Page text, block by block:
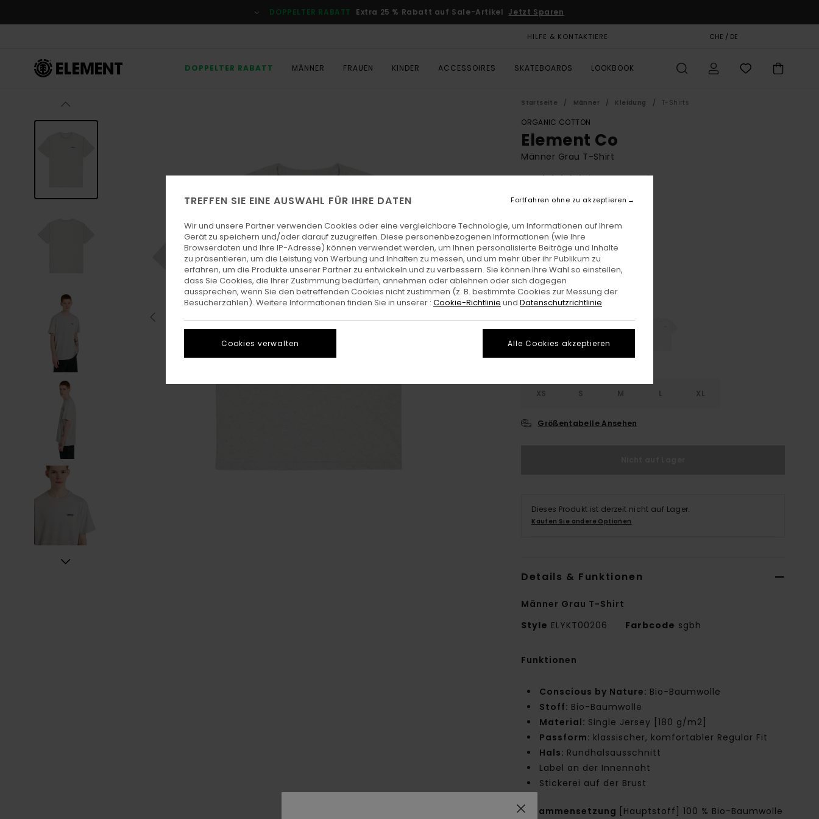
Produktinformation
DOPPELTER RABATT Extra 25 % Rabatt auf Sale-Artikel Jetzt Sparen
HILFE & KONTAKTIERE CHE / DE
DOPPELTER RABATT MÄNNER FRAUEN KINDER ACCESSOIRES SKATEBOARDS LOOKBOOK
Startseite Männer Kleidung T-Shirts
ORGANIC COTTON
Element Co
Männer Grau T-Shirt
5.0
ECO-BONUS
CHF 14,62
SALE
DOPPELTER RABATT EXTRA 25 %
Farbe Mid Grey Heather
XS S M L XL
Größentabelle Ansehen
Dieses Produkt ist derzeit nicht auf Lager.
Kaufen Sie andere Optionen
Details & Funktionen
Männer Grau T-Shirt
Style ELYKT00206 Farbcode sgbh
Funktionen
Conscious by Nature: Bio-Baumwolle
Stoff: Bio-Baumwolle
Material: Single Jersey [180 g/m2]
Passform: klassischer, komfortabler Regular Fit
Hals: Rundhalsausschnitt
Label an der Innennaht
Stickerei auf der Brust
Zusammensetzung [Hauptstoff] 100 % Bio-Baumwolle
TREFFEN SIE EINE AUSWAHL FÜR IHRE DATEN
Wir und unsere Partner verwenden Cookies oder eine vergleichbare Technologie, um Informationen auf Ihrem
Gerät zu speichern und/oder darauf zuzugreifen. Diese personenbezogenen Informationen (wie Ihre
Browserdaten und Ihre IP-Adresse) können verwendet werden, um Ihnen personalisierte Beiträge und Inhalte
zu präsentieren, um die Leistung von Werbung und Inhalten zu messen, und um mehr über ihr Publikum zu
erfahren, um die Produkte unserer Partner zu entwickeln und zu verbessern. Sie können Ihre Wahl so einstellen,
dass Sie Cookies, die Ihrer Zustimmung bedürfen, annehmen oder ablehnen oder sich dagegen
aussprechen, wenn Sie den betreffenden Cookies nicht zustimmen (z. B. bestimmte Cookies zur Messung der
Besucherzahlen). Weitere Informationen finden Sie in unserer : Cookie-Richtlinie und Datenschutzrichtlinie
Cookies verwalten
Fortfahren ohne zu akzeptieren
Alle Cookies akzeptieren